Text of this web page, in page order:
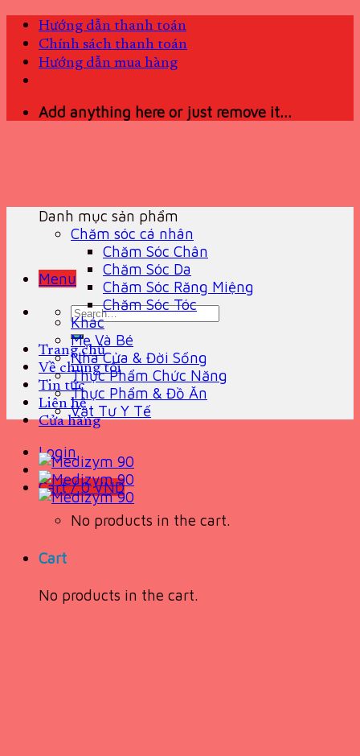
Skip
content
Hướng dẫn thanh toán
Chính sách thanh toán
Hướng dẫn mua hàng
Add anything here or just remove it...
Menu
Search
for:
Trang chủ
Về chúng tôi
Tin tức
Liên hệ
Cửa hàng
Login
Cart /0VND
No products in the cart.
Cart
No products in the cart.
Danh mục sản phẩm
Chăm sóc cá nhân
Chăm Sóc Chân
Chăm Sóc Da
Chăm Sóc Răng Miệng
Chăm Sóc Tóc
Khác
Mẹ Và Bé
Nhà Cửa & Đời Sống
Thực Phẩm Chức Năng
Thực Phẩm & Đồ Ăn
Vật Tư Y Tế